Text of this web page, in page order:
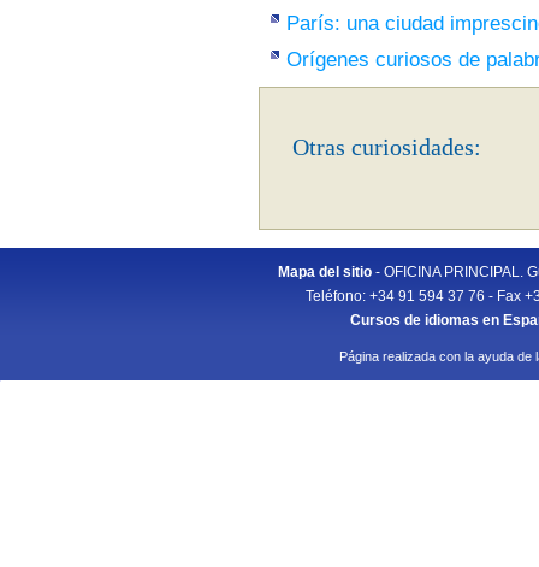
París: una ciudad
Orígenes curiosos de
Otras curiosidades:
Mapa del sitio- OFICINA PRINCIPAL.
Teléfono: +34 91 594 37 76 - Fax
Cursos de idiomas en
Página realizada con la ayuda